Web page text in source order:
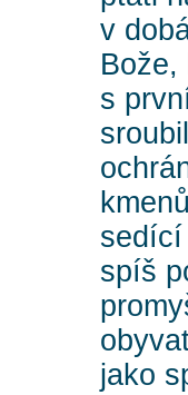
v
Bože,
s
spíš
jako